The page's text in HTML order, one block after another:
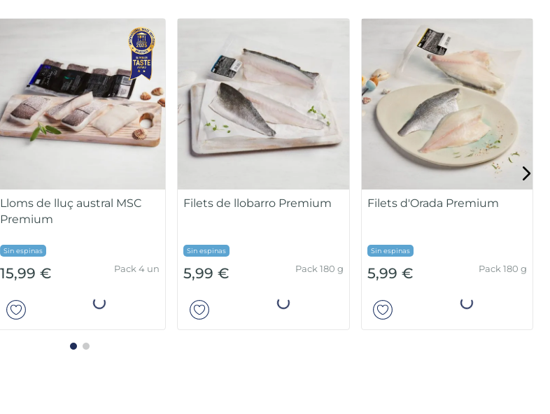
Lloms de lluç austral MSC
Premium
Sin espinas
15,99 € Pack 4 un
Filets de llobarro Premium
Sin espinas
5,99 € Pack 180 g
Filets d'Orada Premium
Sin espinas
5,99 € Pack 180 g